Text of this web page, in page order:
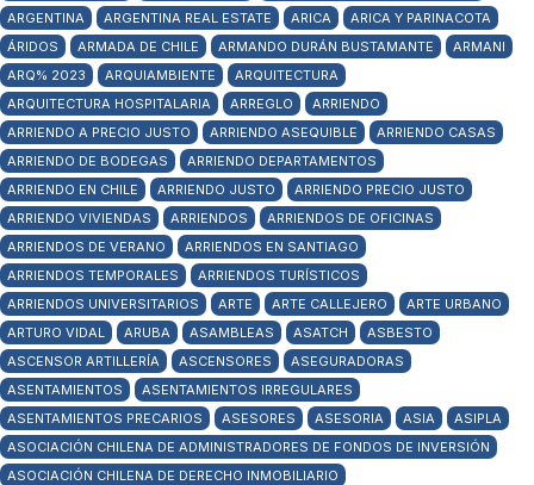
ARGENTINA
ARGENTINA REAL ESTATE ARICA
ARICA Y PARINACOTA
ÁRIDOS
ARMADA DE CHILE ARMANDO DURÁN BUSTAMANTE
ARMANI
ARQ% 2023
ARQUIAMBIENTE
ARQUITECTURA
ARQUITECTURA HOSPITALARIA
ARREGLO
ARRIENDO
ARRIENDO A PRECIO JUSTO
ARRIENDO ASEQUIBLE
ARRIENDO CASAS
ARRIENDO DE BODEGAS
ARRIENDO DEPARTAMENTOS
ARRIENDO EN CHILE
ARRIENDO JUSTO
ARRIENDO PRECIO JUSTO
ARRIENDO VIVIENDAS
ARRIENDOS
ARRIENDOS DE OFICINAS
ARRIENDOS DE VERANO
ARRIENDOS EN SANTIAGO
ARRIENDOS TEMPORALES
ARRIENDOS TURÍSTICOS
ARRIENDOS UNIVERSITARIOS
ARTE ARTE CALLEJERO
ARTE URBANO
ARTURO VIDAL
ARUBA ASAMBLEAS ASATCH
ASBESTO
ASCENSOR ARTILLERÍA
ASCENSORES
ASEGURADORAS
ASENTAMIENTOS
ASENTAMIENTOS IRREGULARES
ASENTAMIENTOS PRECARIOS
ASESORES ASESORIA ASIA
ASIPLA
ASOCIACIÓN CHILENA DE ADMINISTRADORES DE FONDOS DE INVERSIÓN
ASOCIACIÓN CHILENA DE DERECHO INMOBILIARIO